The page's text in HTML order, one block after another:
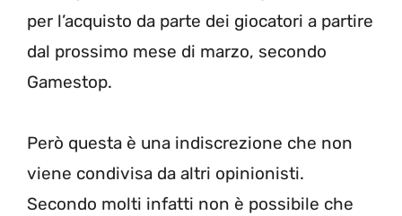
per l’acquisto da parte dei giocatori a partire
dal prossimo mese di marzo, secondo
Gamestop.
Però questa è una indiscrezione che non
viene condivisa da altri opinionisti.
Secondo molti infatti non è possibile che